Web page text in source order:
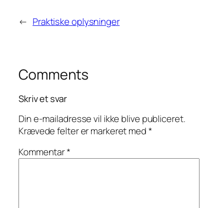
← Praktiske oplysninger
Comments
Skriv et svar
Din e-mailadresse vil ikke blive publiceret.
Krævede felter er markeret med*
Kommentar*